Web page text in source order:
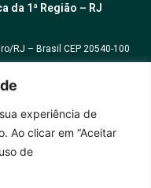
experiência de
Ao clicar em “Aceitar
de
da 1ª Região – RJ
RJ – Brasil CEP 20540-100